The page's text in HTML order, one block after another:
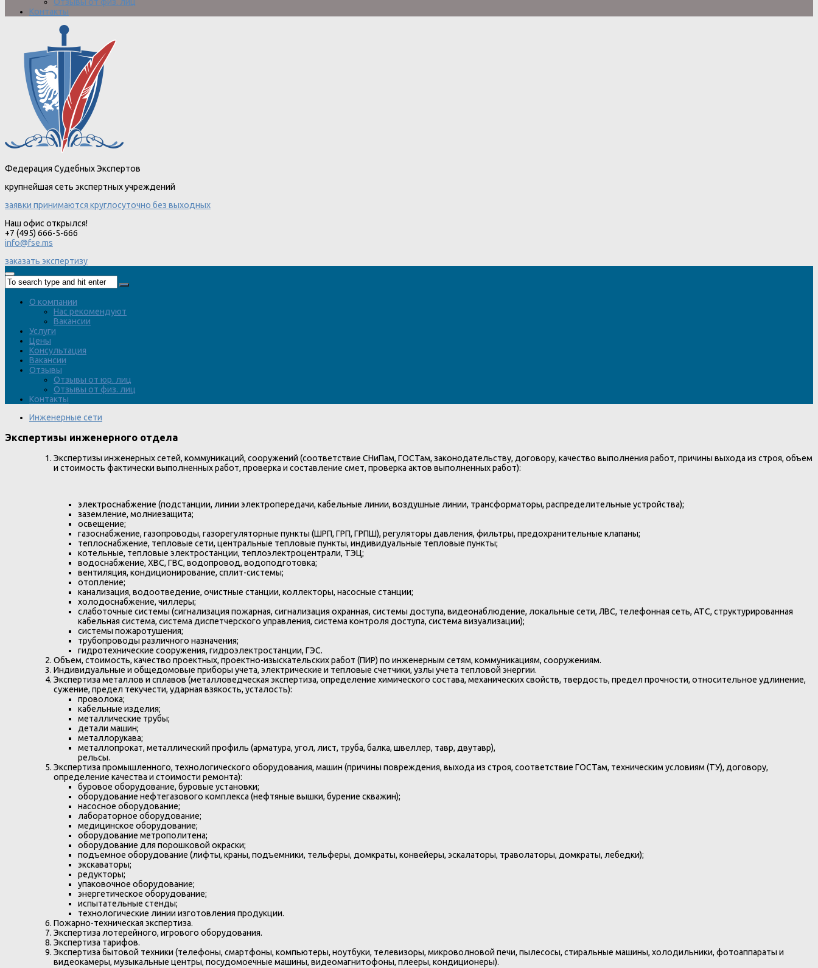
Отзывы от физ. лиц
Контакты
Федерация Судебных Экспертов
крупнейшая сеть экспертных учреждений
заявки принимаются круглосуточно без выходных
Наш офис открылся!
+7 (495) 666-5-666
info@fse.ms
заказать экспертизу
О компании
Нас рекомендуют
Вакансии
Услуги
Цены
Консультация
Вакансии
Отзывы
Отзывы от юр. лиц
Отзывы от физ. лиц
Контакты
Инженерные сети
Экспертизы инженерного отдела
Экспертизы инженерных сетей, коммуникаций, сооружений (соответствие СНиПам, ГОСТам, законодательству, договору, качество выполнения работ, причины выхода из строя, объем
и стоимость фактически выполненных работ, проверка и составление смет, проверка актов выполненных работ):
электроснабжение (подстанции, линии электропередачи, кабельные линии, воздушные линии, трансформаторы, распределительные устройства);
заземление, молниезащита;
освещение;
газоснабжение, газопроводы, газорегуляторные пункты (ШРП, ГРП, ГРПШ), регуляторы давления, фильтры, предохранительные клапаны;
теплоснабжение, тепловые сети, центральные тепловые пункты, индивидуальные тепловые пункты;
котельные, тепловые электростанции, теплоэлектроцентрали, ТЭЦ;
водоснабжение, ХВС, ГВС, водопровод, водоподготовка;
вентиляция, кондиционирование, сплит-системы;
отопление;
канализация, водоотведение, очистные станции, коллекторы, насосные станции;
холодоснабжение, чиллеры;
слаботочные системы (сигнализация пожарная, сигнализация охранная, системы доступа, видеонаблюдение, локальные сети, ЛВС, телефонная сеть, АТС, структурированная
кабельная система, система диспетчерского управления, система контроля доступа, система визуализации);
системы пожаротушения;
трубопроводы различного назначения;
гидротехнические сооружения, гидроэлектростанции, ГЭС.
Объем, стоимость, качество проектных, проектно-изыскательских работ (ПИР) по инженерным сетям, коммуникациям, сооружениям.
Индивидуальные и общедомовые приборы учета, электрические и тепловые счетчики, узлы учета тепловой энергии.
Экспертиза металлов и сплавов (металловедческая экспертиза, определение химического состава, механических свойств, твердость, предел прочности, относительное удлинение,
сужение, предел текучести, ударная взякость, усталость):
проволока;
кабельные изделия;
металлические трубы;
детали машин;
металлорукава;
металлопрокат, металлический профиль (арматура, угол, лист, труба, балка, швеллер, тавр, двутавр),
рельсы.
Экспертиза промышленного, технологического оборудования, машин (причины повреждения, выхода из строя, соответствие ГОСТам, техническим условиям (ТУ), договору,
определение качества и стоимости ремонта):
буровое оборудование, буровые установки;
оборудование нефтегазового комплекса (нефтяные вышки, бурение скважин);
насосное оборудование;
лабораторное оборудование;
медицинское оборудование;
оборудование метрополитена;
оборудование для порошковой окраски;
подъемное оборудование (лифты, краны, подъемники, тельферы, домкраты, конвейеры, эскалаторы, траволаторы, домкраты, лебедки);
экскаваторы;
редукторы;
упаковочное оборудование;
энергетическое оборудование;
испытательные стенды;
технологические линии изготовления продукции.
Пожарно-техническая экспертиза.
Экспертиза лотерейного, игрового оборудования.
Экспертиза тарифов.
Экспертиза бытовой техники (телефоны, смартфоны, компьютеры, ноутбуки, телевизоры, микроволновой печи, пылесосы, стиральные машины, холодильники, фотоаппараты и
видеокамеры, музыкальные центры, посудомоечные машины, видеомагнитофоны, плееры, кондиционеры).